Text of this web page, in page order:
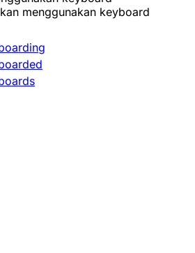
menggunakan keyboard